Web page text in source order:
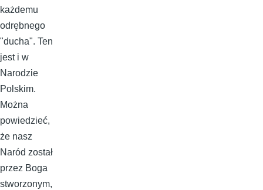
każdemu
odrębnego
"ducha". Ten
jest i w
Narodzie
Polskim.
Można
powiedzieć,
że nasz
Naród został
przez Boga
stworzonym,